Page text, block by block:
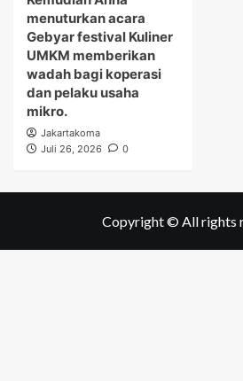
menuturkan acara
Gebyar festival Kuliner
UMKM memberikan
wadah bagi koperasi
dan pelaku usaha
mikro.
Jakartakoma
Juli 26, 2026
0
Copyright © All rights